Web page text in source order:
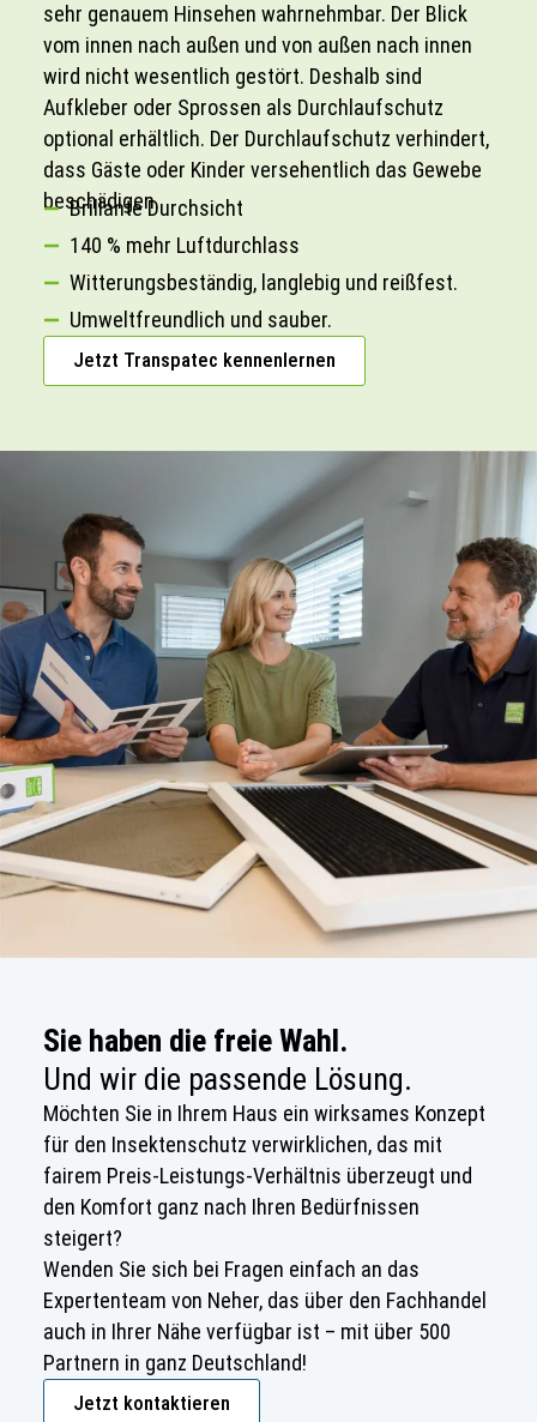
sehr genauem Hinsehen wahrnehmbar. Der Blick
vom innen nach außen und von außen nach innen
wird nicht wesentlich gestört. Deshalb sind
Aufkleber oder Sprossen als Durchlaufschutz
optional erhältlich. Der Durchlaufschutz verhindert,
dass Gäste oder Kinder versehentlich das Gewebe
beschädigen.
Brillante Durchsicht
140 % mehr Luftdurchlass
Witterungsbeständig, langlebig und reißfest.
Umweltfreundlich und sauber.
Jetzt Transpatec kennenlernen
Sie haben die freie Wahl.
Und wir die passende Lösung.
Möchten Sie in Ihrem Haus ein wirksames Konzept
für den Insektenschutz verwirklichen, das mit
fairem Preis-Leistungs-Verhältnis überzeugt und
den Komfort ganz nach Ihren Bedürfnissen
steigert?
Wenden Sie sich bei Fragen einfach an das
Expertenteam von Neher, das über den Fachhandel
auch in Ihrer Nähe verfügbar ist – mit über 500
Partnern in ganz Deutschland!
Jetzt kontaktieren